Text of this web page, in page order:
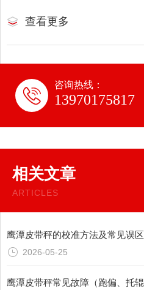
查看更多
咨询热线：
13970175817
相关文章
ARTICLES
鹰潭皮带秤的校准方法及常见误区
2026-05-25